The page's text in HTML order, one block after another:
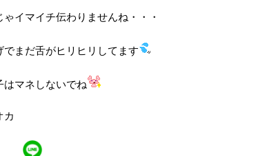
ゃイマイチ伝わりませんね・・・
でまだ舌がヒリヒリしてます
はマネしないでね
カ